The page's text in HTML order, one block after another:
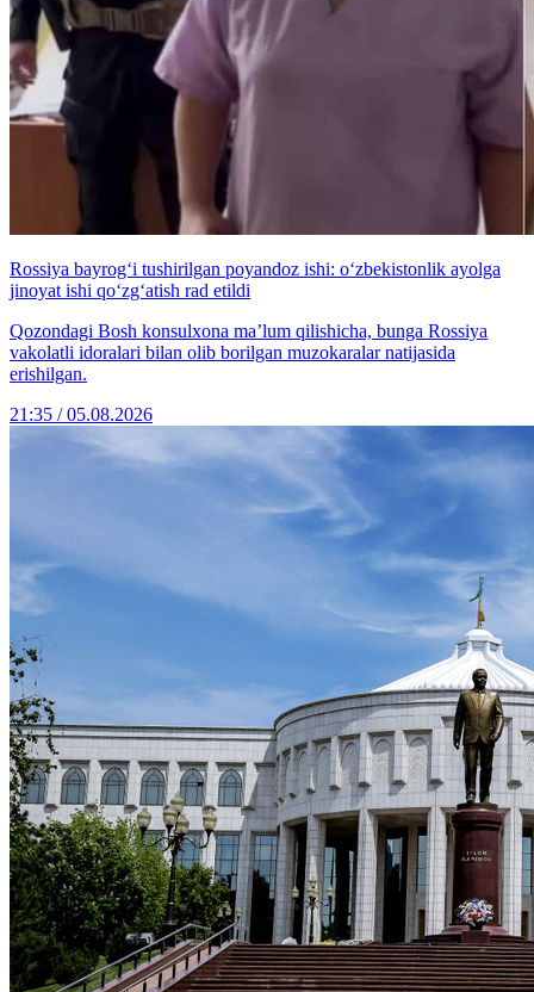
Rossiya bayrog‘i tushirilgan poyandoz ishi: o‘zbekistonlik ayolga
jinoyat ishi qo‘zg‘atish rad etildi
Qozondagi Bosh konsulxona ma’lum qilishicha, bunga Rossiya
vakolatli idoralari bilan olib borilgan muzokaralar natijasida
erishilgan.
21:35 / 05.08.2026